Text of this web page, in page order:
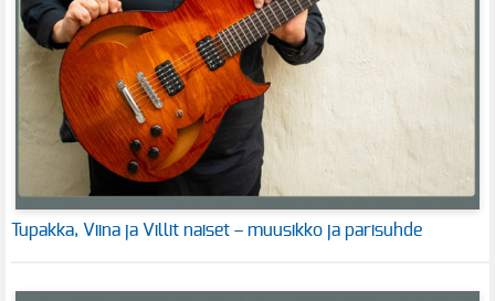
Tupakka, Viina ja Villit naiset – muusikko ja parisuhde